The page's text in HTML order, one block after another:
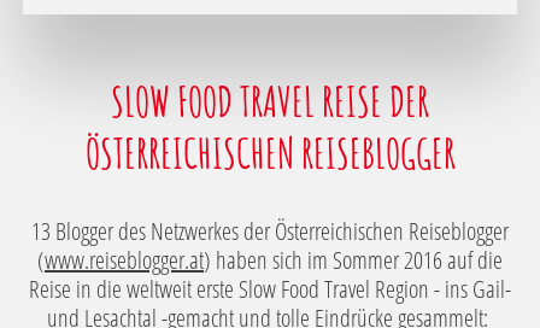
SLOW FOOD TRAVEL REISE DER
ÖSTERREICHISCHEN REISEBLOGGER
13 Blogger des Netzwerkes der Österreichischen Reiseblogger
(www.reiseblogger.at) haben sich im Sommer 2016 auf die
Reise in die weltweit erste Slow Food Travel Region - ins Gail-
und Lesachtal -gemacht und tolle Eindrücke gesammelt: